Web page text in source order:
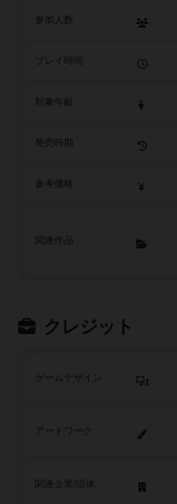
参加人数
参考価格
関連作品
クレジット
ゲームデザイン
アートワーク